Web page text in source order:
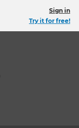
Sign in
Try it for free!